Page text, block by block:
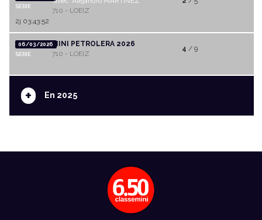
SERIE
710 - LOEIZ
2j 03:43:52
06/03/2026
SERIE
MINI PETROLERA 2026
710 - LOEIZ
4 / 9
+ En 2025